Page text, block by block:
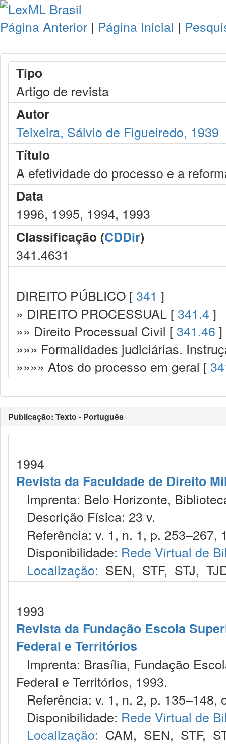
Página Anterior | Página Inicial |
Tipo
Artigo de revista
Autor
Teixeira, Sálvio de Figueiredo, 1939
Título
A efetividade do processo e a
Data
1996, 1995, 1994, 1993
Classificação (CDDir)
341.4631
DIREITO PÚBLICO [ 341 ]
» DIREITO PROCESSUAL [ 341.4 ]
»» Direito Processual Civil [ 341.46 ]
»»» Formalidades judiciárias.
»»»» Atos do processo em geral [
Publicação: Texto - Português
1994
Revista da Faculdade de Direito
Imprenta: Belo Horizonte,
Descrição Física: 23 v.
Referência: v. 1, n. 1, p. 253–267,
Disponibilidade: Rede Virtual de
Localização: SEN, STF, STJ,
1993
Revista da Fundação Escola
Federal e Territórios
Imprenta: Brasília, Fundação
Federal e Territórios, 1993.
Referência: v. 1, n. 2, p. 135–148,
Disponibilidade: Rede Virtual de
Localização: CAM, SEN, STF,